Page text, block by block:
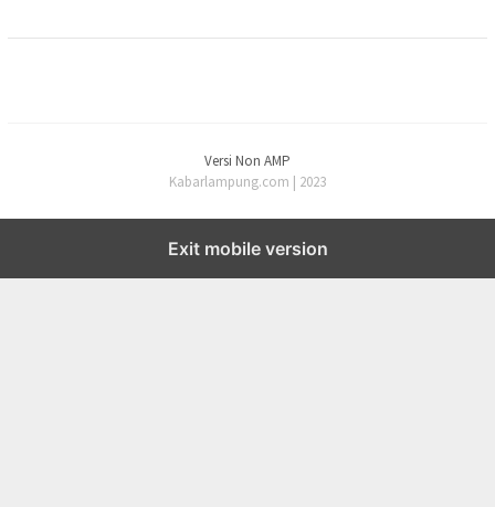
Versi Non AMP
Kabarlampung.com | 2023
Exit mobile version